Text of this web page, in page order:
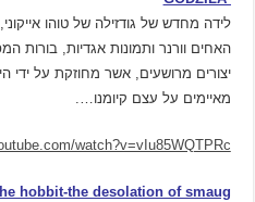
לידה מחדש של גודזילה של טוהו
האחים וורנר ותמונות אגדיות, בורות
יצורים מרושעים, אשר מחוזקת על ידי
מאיימים על עצם קיומנו….
watch?v=vIu85WQTPRc
hobbit-the desolation of smaug